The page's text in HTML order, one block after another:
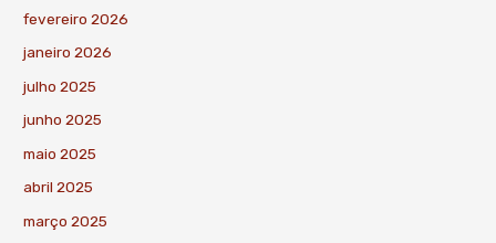
fevereiro 2026
janeiro 2026
julho 2025
junho 2025
maio 2025
abril 2025
março 2025